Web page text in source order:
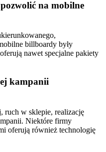
na mobilne
billboardy były
nawet specjalne pakiety
kampanii
ruch w sklepie, realizację
Niektóre firmy
oferują również technologię